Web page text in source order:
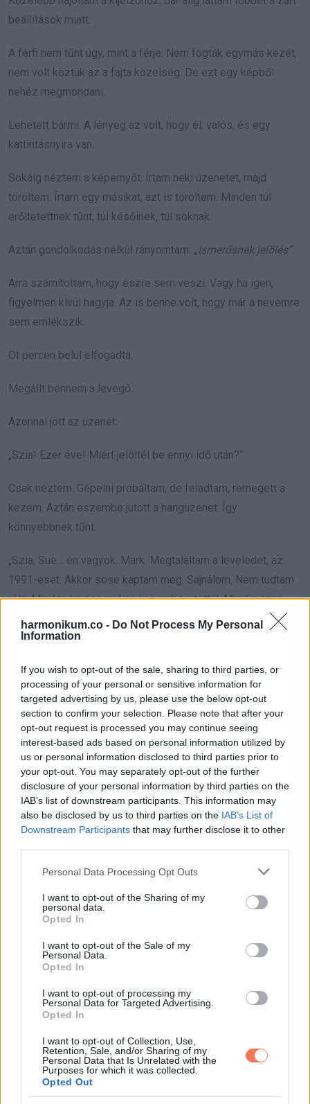
harmonikum.co - Do Not Process My Personal
Information
If you wish to opt-out of the sale, sharing to third parties, or
processing of your personal or sensitive information for
targeted advertising by us, please use the below opt-out
section to confirm your selection. Please note that after your
opt-out request is processed you may continue seeing
interest-based ads based on personal information utilized by
us or personal information disclosed to third parties prior to
your opt-out. You may separately opt-out of the further
disclosure of your personal information by third parties on the
IAB’s list of downstream participants. This information may
also be disclosed by us to third parties on the IAB’s List of
Downstream Participants that may further disclose it to other
Please note that this website/app uses one or more Google
not limited to your visit or usage behaviour. You may click to
grant or deny consent to Google and its third-party tags to
use your data for below specified purposes in below Google
consent section.
Personal Data Processing Opt Outs
I want to opt-out of the Sharing of my
personal data.
Opted In
I want to opt-out of the Sale of my
Personal Data.
Opted In
I want to opt-out of processing my
Personal Data for Targeted Advertising.
Opted In
I want to opt-out of Collection, Use,
Retention, Sale, and/or Sharing of my
Personal Data that Is Unrelated with the
Purposes for which it was collected.
Opted Out
beállítások miatt.
A férfi nem tűnt úgy, mint a férje. Nem fogták egymás kezét,
nem volt köztük az a fajta közelség. De ezt egy képből
nehéz megmondani.
Lehetett bármi. A lényeg az volt, hogy él, valós, és egy
kattintásnyira van.
Sokáig néztem a képernyőt. Írtam neki üzenetet, majd
töröltem. Írtam egy másikat, azt is töröltem. Minden túl
erőltetettnek tűnt, túl későinek, túl soknak.
Aztán gondolkodás nélkül rányomtam: „Ismerősnek jelölés”.
Arra számítottam, hogy észre sem veszi. Vagy ha igen,
figyelmen kívül hagyja. Az is benne volt, hogy már a nevemre
sem emlékszik.
Öt percen belül elfogadta.
Megállt bennem a levegő.
Azonnal jött az üzenet:
„Szia! Ezer éve! Miért jelöltél be ennyi idő után?”
Csak néztem. Gépelni próbáltam, de feladtam, remegett a
kezem. Aztán eszembe jutott a hangüzenet. Így
könnyebbnek tűnt.
„Szia, Sue… én vagyok. Mark. Megtaláltam a leveledet, az
1991-eset. Akkor sose kaptam meg. Sajnálom. Nem tudtam
róla. Minden karácsonykor eszembe jutottál. Mindig azon
gondolkodtam, mi történt. Esküszöm, próbáltam. Írtam,
hívtam a szüleidet. Nem tudtam, hogy hazudtak neked. Nem
Leállítottam a felvételt, mielőtt elcsuklott volna a hangom,
aztán indítottam még egyet.
„Soha nem akartam eltűnni. Én is vártam. Ha tudom, hogy te
is ott vagy még valahol, bármeddig várok. Azt hittem… te már
rég továbbléptél.”
Elküldtem mindkettőt, és csak ültem a csendben. Olyan
csend volt, ami ráül az ember mellkasára.
Aznap este nem válaszolt.
Alig aludtam.
telefonomra.
Egy üzenet várt:
„Találkoznunk kell.”
Ennyi. De nekem pont elég volt.
„Igen” írtam vissza. „Mondd meg, mikor és hol.”